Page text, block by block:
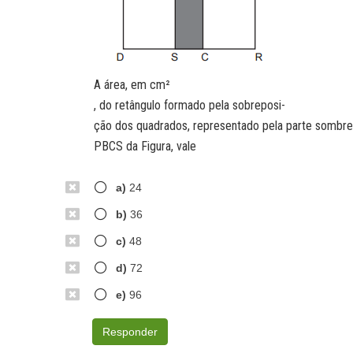
A área, em cm²
, do retângulo formado pela sobreposi-
ção dos quadrados, representado pela parte
PBCS da Figura, vale
a) 24
b) 36
c) 48
d) 72
e) 96
Responder